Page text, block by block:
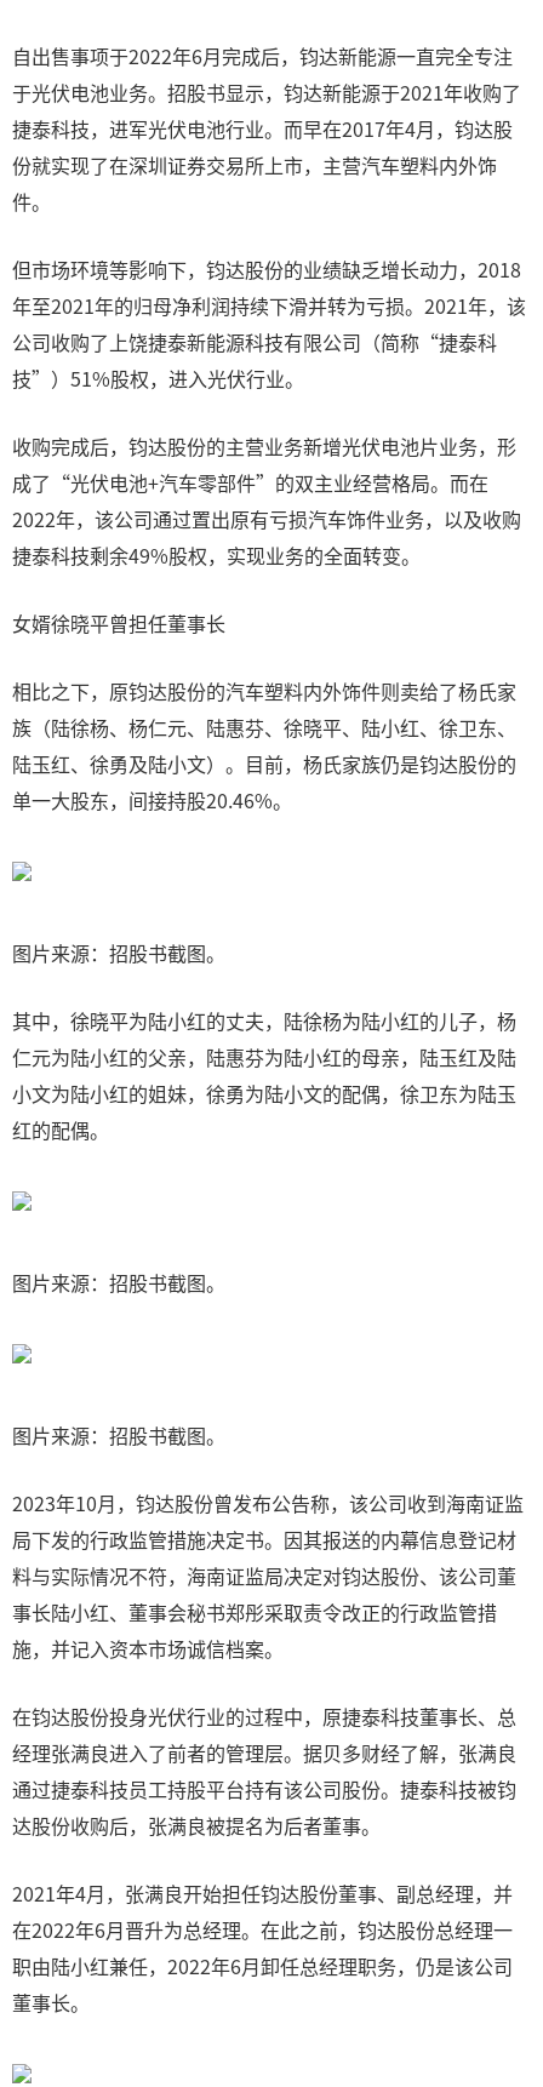
自出售事项于2022年6月完成后，钧达新能源一直完全专注
于光伏电池业务。招股书显示，钧达新能源于2021年收购了
捷泰科技，进军光伏电池行业。而早在2017年4月，钧达股
份就实现了在深圳证券交易所上市，主营汽车塑料内外饰
件。
但市场环境等影响下，钧达股份的业绩缺乏增长动力，2018
年至2021年的归母净利润持续下滑并转为亏损。2021年，该
公司收购了上饶捷泰新能源科技有限公司（简称“捷泰科
技”）51%股权，进入光伏行业。
收购完成后，钧达股份的主营业务新增光伏电池片业务，形
成了“光伏电池+汽车零部件”的双主业经营格局。而在
2022年，该公司通过置出原有亏损汽车饰件业务，以及收购
捷泰科技剩余49%股权，实现业务的全面转变。
女婿徐晓平曾担任董事长
相比之下，原钧达股份的汽车塑料内外饰件则卖给了杨氏家
族（陆徐杨、杨仁元、陆惠芬、徐晓平、陆小红、徐卫东、
陆玉红、徐勇及陆小文）。目前，杨氏家族仍是钧达股份的
单一大股东，间接持股20.46%。
图片来源：招股书截图。
其中，徐晓平为陆小红的丈夫，陆徐杨为陆小红的儿子，杨
仁元为陆小红的父亲，陆惠芬为陆小红的母亲，陆玉红及陆
小文为陆小红的姐妹，徐勇为陆小文的配偶，徐卫东为陆玉
红的配偶。
图片来源：招股书截图。
图片来源：招股书截图。
2023年10月，钧达股份曾发布公告称，该公司收到海南证监
局下发的行政监管措施决定书。因其报送的内幕信息登记材
料与实际情况不符，海南证监局决定对钧达股份、该公司董
事长陆小红、董事会秘书郑彤采取责令改正的行政监管措
施，并记入资本市场诚信档案。
在钧达股份投身光伏行业的过程中，原捷泰科技董事长、总
经理张满良进入了前者的管理层。据贝多财经了解，张满良
通过捷泰科技员工持股平台持有该公司股份。捷泰科技被钧
达股份收购后，张满良被提名为后者董事。
2021年4月，张满良开始担任钧达股份董事、副总经理，并
在2022年6月晋升为总经理。在此之前，钧达股份总经理一
职由陆小红兼任，2022年6月卸任总经理职务，仍是该公司
董事长。